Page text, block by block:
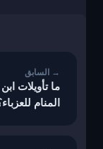
ما تأويلات
المنام